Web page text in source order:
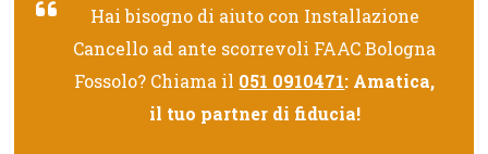
Hai bisogno di aiuto con Installazione
Cancello ad ante scorrevoli FAAC Bologna
Fossolo? Chiama il 051 0910471: Amatica,
il tuo partner di fiducia!